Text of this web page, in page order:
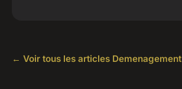
← Voir tous les articles Demenagement